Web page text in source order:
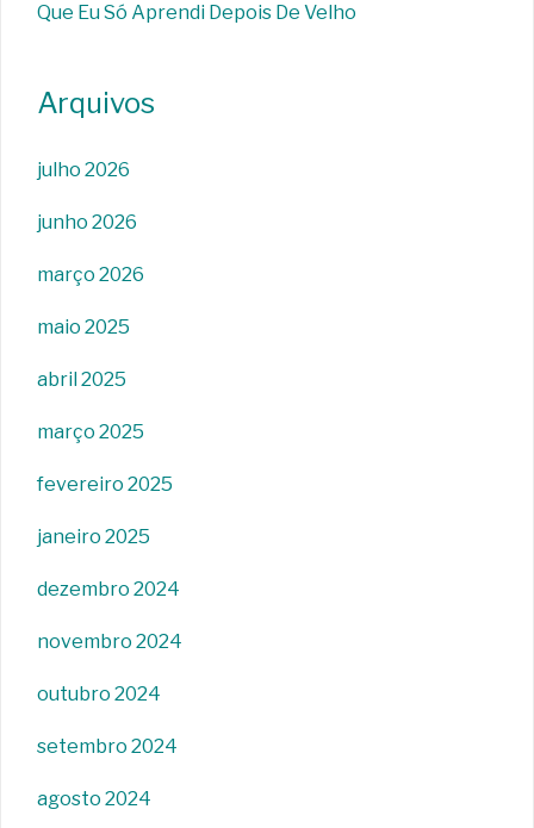
Que Eu Só Aprendi Depois De Velho
Arquivos
julho 2026
junho 2026
março 2026
maio 2025
abril 2025
março 2025
fevereiro 2025
janeiro 2025
dezembro 2024
novembro 2024
outubro 2024
setembro 2024
agosto 2024